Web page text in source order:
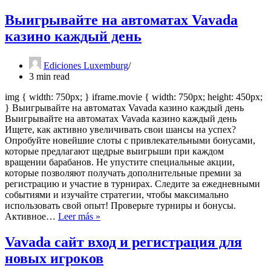
ждёт
вас
с
Выигрывайте на автоматах Vavada
казино каждый день
Ediciones Luxemburg
3 min read
img { width: 750px; } iframe.movie { width: 750px; height: 450px;
} Выигрывайте на автоматах Vavada казино каждый день
Выигрывайте на автоматах Vavada казино каждый день
Ищете, как активно увеличивать свои шансы на успех?
Опробуйте новейшие слоты с привлекательными бонусами,
которые предлагают щедрые выигрыши при каждом
вращении барабанов. Не упустите специальные акции,
которые позволяют получать дополнительные премии за
регистрацию и участие в турнирах. Следите за ежедневными
событиями и изучайте стратегии, чтобы максимально
использовать свой опыт! Проверьте турниры и бонусы.
Активное… Leer más »
Vavada
казино
Vavada сайт вход и регистрация для
новых игроков